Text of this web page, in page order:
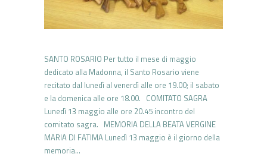
SANTO ROSARIO Per tutto il mese di maggio
dedicato alla Madonna, il Santo Rosario viene
recitato dal lunedì al venerdì alle ore 19.00; il sabato
e la domenica alle ore 18.00. COMITATO SAGRA
Lunedì 13 maggio alle ore 20.45 incontro del
comitato sagra. MEMORIA DELLA BEATA VERGINE
MARIA DI FATIMA Lunedì 13 maggio è il giorno della
memoria…